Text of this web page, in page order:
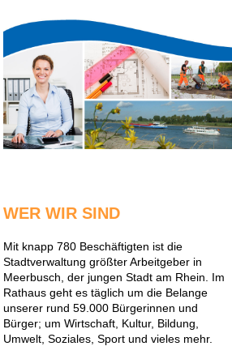
WER WIR SIND
Mit knapp 780 Beschäftigten ist die
Stadtverwaltung größter Arbeitgeber in
Meerbusch, der jungen Stadt am Rhein. Im
Rathaus geht es täglich um die Belange
unserer rund 59.000 Bürgerinnen und
Bürger; um Wirtschaft, Kultur, Bildung,
Umwelt, Soziales, Sport und vieles mehr.